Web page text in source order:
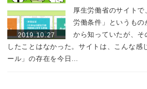
2019.10.27
厚生労働省のサイト
労働条件」というも
から知っていたが、
したことはなかった。サイトは、こんな感
ール」の存在を今日…